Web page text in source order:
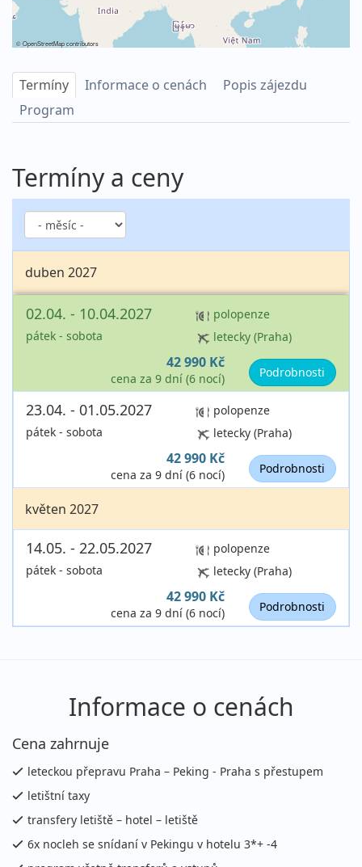
©OpenStreetMapcontributors
Termíny Informace o cenách
Popis zájezdu
Program
Termíny a ceny
duben 2027
02.04. - 10.04.2027
pátek - sobota
polopenze
letecky (Praha)
42 990 Kč
cena za 9 dní (6 nocí) Podrobnosti
23.04. - 01.05.2027
pátek - sobota
polopenze
letecky (Praha)
42 990 Kč
cena za 9 dní (6 nocí) Podrobnosti
květen 2027
14.05. - 22.05.2027
pátek - sobota
polopenze
letecky (Praha)
42 990 Kč
cena za 9 dní (6 nocí) Podrobnosti
Informace o cenách
Cena zahrnuje
leteckou přepravu Praha – Peking - Praha s přestupem
letištní taxy
transfery letiště – hotel – letiště
6x nocleh se snídaní v Pekingu v hotelu 3*+ -4